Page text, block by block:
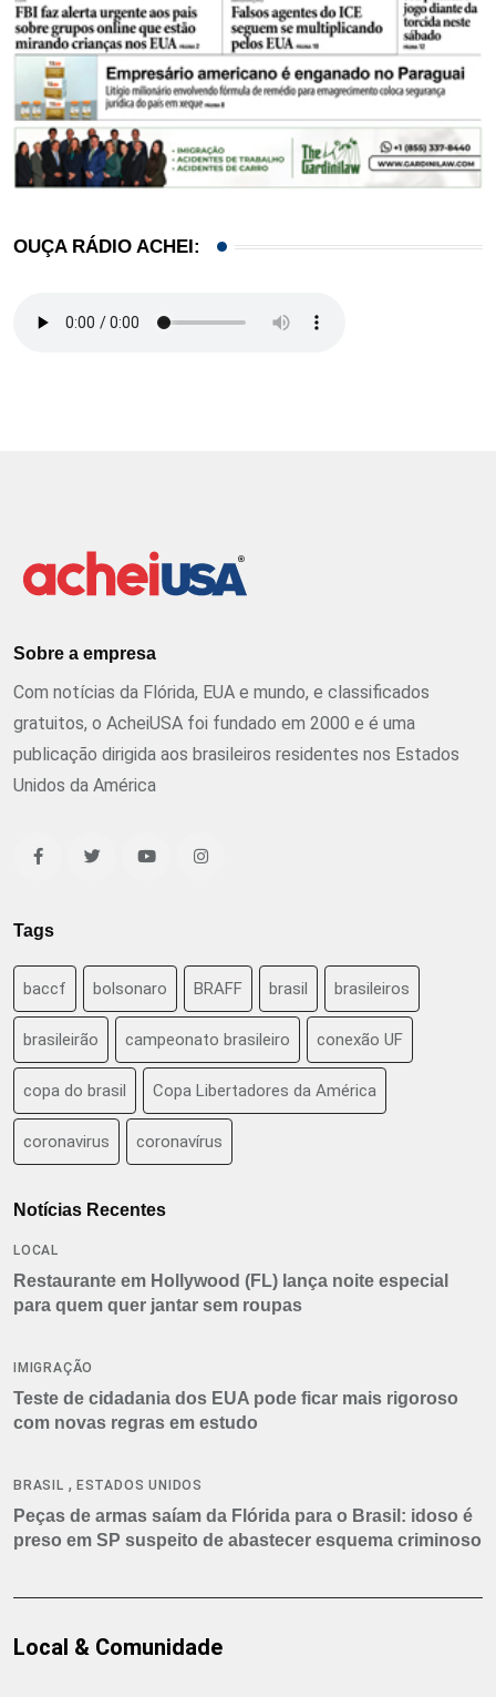
OUÇA RÁDIO ACHEI:
Sobre a empresa
Com notícias da Flórida, EUA e mundo, e classificados
gratuitos, o AcheiUSA foi fundado em 2000 e é uma
publicação dirigida aos brasileiros residentes nos Estados
Unidos da América
Tags
baccf bolsonaro BRAFF brasil brasileiros
brasileirão campeonato brasileiro conexão UF
copa do brasil Copa Libertadores da América
coronavirus coronavírus
Notícias Recentes
LOCAL
Restaurante em Hollywood (FL) lança noite especial
para quem quer jantar sem roupas
IMIGRAÇÃO
Teste de cidadania dos EUA pode ficar mais rigoroso
com novas regras em estudo
BRASIL , ESTADOS UNIDOS
Peças de armas saíam da Flórida para o Brasil: idoso é
preso em SP suspeito de abastecer esquema criminoso
Local & Comunidade